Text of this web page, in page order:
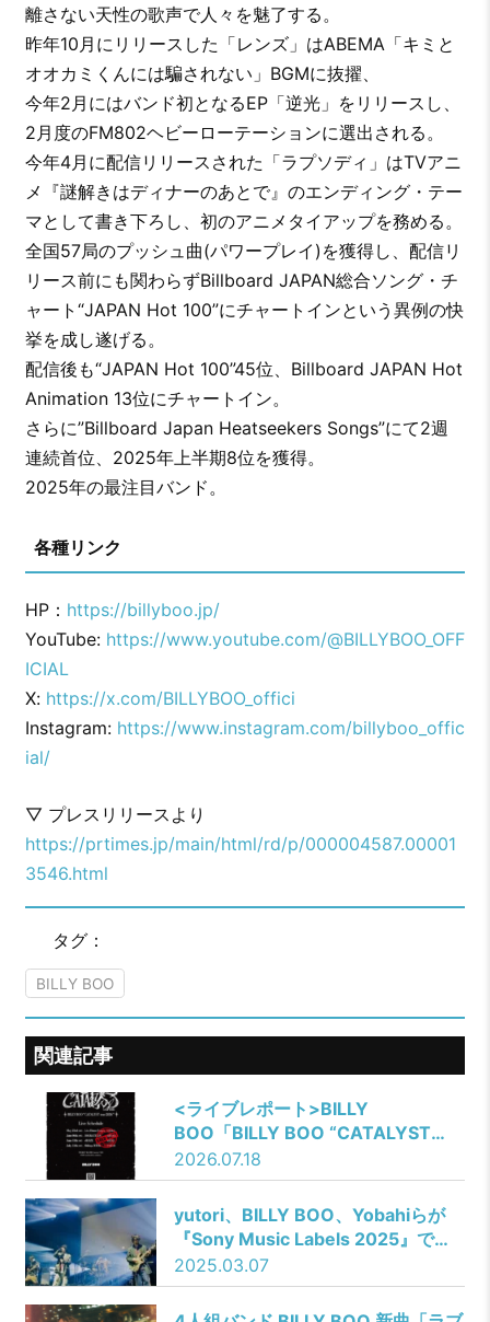
離さない天性の歌声で人々を魅了する。
昨年10月にリリースした「レンズ」はABEMA「キミと
オオカミくんには騙されない」BGMに抜擢、
今年2月にはバンド初となるEP「逆光」をリリースし、
2月度のFM802ヘビーローテーションに選出される。
今年4月に配信リリースされた「ラプソディ」はTVアニ
メ『謎解きはディナーのあとで』のエンディング・テー
マとして書き下ろし、初のアニメタイアップを務める。
全国57局のプッシュ曲(パワープレイ)を獲得し、配信リ
リース前にも関わらずBillboard JAPAN総合ソング・チ
ャート“JAPAN Hot 100”にチャートインという異例の快
挙を成し遂げる。
配信後も“JAPAN Hot 100”45位、Billboard JAPAN Hot
Animation 13位にチャートイン。
さらに”Billboard Japan Heatseekers Songs”にて2週
連続首位、2025年上半期8位を獲得。
2025年の最注目バンド。
各種リンク
HP： https://billyboo.jp/
YouTube: https://www.youtube.com/@BILLYBOO_OFF
ICIAL
X: https://x.com/BILLYBOO_offici
Instagram: https://www.instagram.com/billyboo_offic
ial/
▽ プレスリリースより
https://prtimes.jp/main/html/rd/p/000004587.00001
3546.html
タグ：
BILLY BOO
関連記事
<ライブレポート>BILLY
BOO「BILLY BOO “CATALYST
tour 2026”」@Shibuya WWW
2026.07.18
yutori、BILLY BOO、Yobahiらが
『Sony Music Labels 2025』で魅
力を発揮
2025.03.07